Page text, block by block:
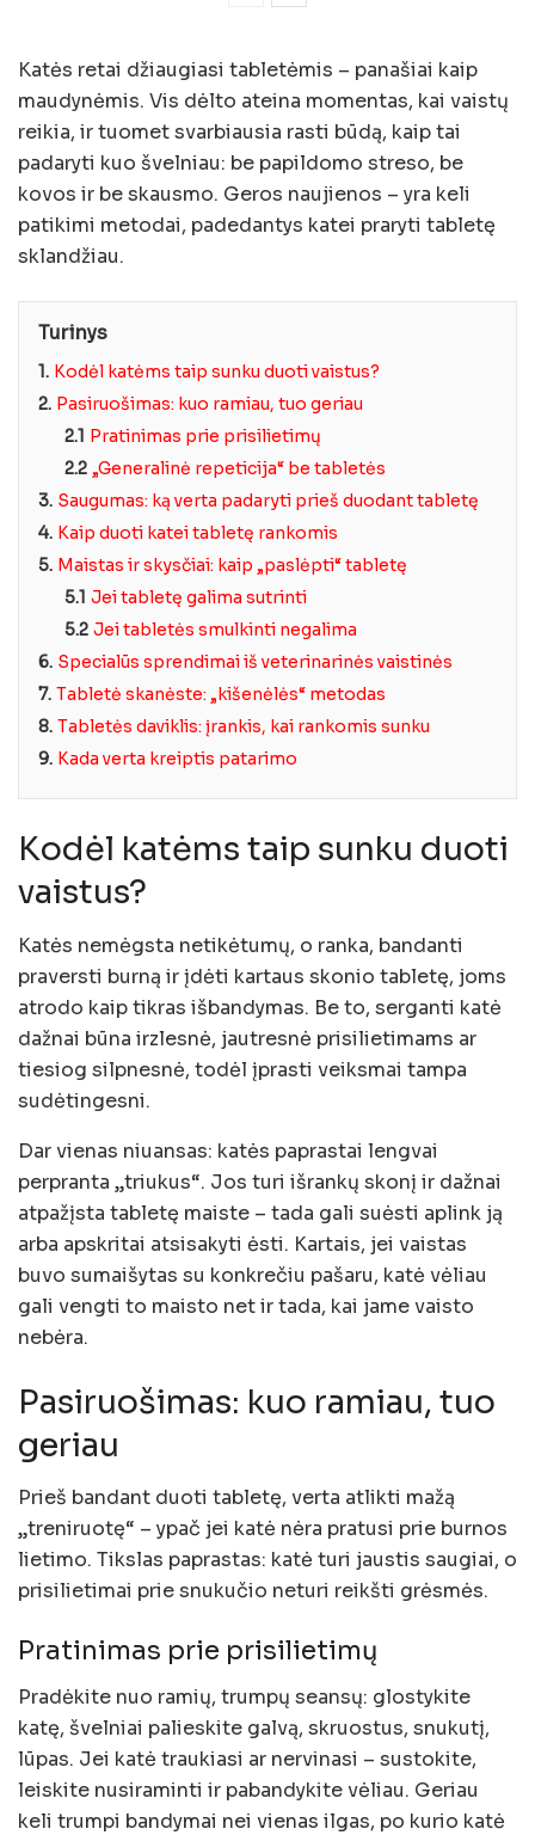
Katės retai džiaugiasi tabletėmis – panašiai kaip
maudynėmis. Vis dėlto ateina momentas, kai vaistų
reikia, ir tuomet svarbiausia rasti būdą, kaip tai
padaryti kuo švelniau: be papildomo streso, be
kovos ir be skausmo. Geros naujienos – yra keli
patikimi metodai, padedantys katei praryti tabletę
sklandžiau.
Turinys
1. Kodėl katėms taip sunku duoti vaistus?
2. Pasiruošimas: kuo ramiau, tuo geriau
2.1 Pratinimas prie prisilietimų
2.2 „Generalinė repeticija“ be tabletės
3. Saugumas: ką verta padaryti prieš duodant tabletę
4. Kaip duoti katei tabletę rankomis
5. Maistas ir skysčiai: kaip „paslėpti“ tabletę
5.1 Jei tabletę galima sutrinti
5.2 Jei tabletės smulkinti negalima
6. Specialūs sprendimai iš veterinarinės vaistinės
7. Tabletė skanėste: „kišenėlės“ metodas
8. Tabletės daviklis: įrankis, kai rankomis sunku
9. Kada verta kreiptis patarimo
Kodėl katėms taip sunku duoti
vaistus?
Katės nemėgsta netikėtumų, o ranka, bandanti
praversti burną ir įdėti kartaus skonio tabletę, joms
atrodo kaip tikras išbandymas. Be to, serganti katė
dažnai būna irzlesnė, jautresnė prisilietimams ar
tiesiog silpnesnė, todėl įprasti veiksmai tampa
sudėtingesni.
Dar vienas niuansas: katės paprastai lengvai
perpranta „triukus“. Jos turi išrankų skonį ir dažnai
atpažįsta tabletę maiste – tada gali suėsti aplink ją
arba apskritai atsisakyti ėsti. Kartais, jei vaistas
buvo sumaišytas su konkrečiu pašaru, katė vėliau
gali vengti to maisto net ir tada, kai jame vaisto
nebėra.
Pasiruošimas: kuo ramiau, tuo
geriau
Prieš bandant duoti tabletę, verta atlikti mažą
„treniruotę“ – ypač jei katė nėra pratusi prie burnos
lietimo. Tikslas paprastas: katė turi jaustis saugiai, o
prisilietimai prie snukučio neturi reikšti grėsmės.
Pratinimas prie prisilietimų
Pradėkite nuo ramių, trumpų seansų: glostykite
katę, švelniai palieskite galvą, skruostus, snukutį,
lūpas. Jei katė traukiasi ar nervinasi – sustokite,
leiskite nusiraminti ir pabandykite vėliau. Geriau
keli trumpi bandymai nei vienas ilgas, po kurio katė